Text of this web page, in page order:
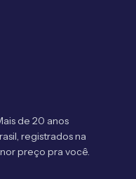
de 20 anos
registrados na
preço pra você.